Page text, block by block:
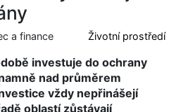
a finance Životní prostředí
investuje do ochrany
nad průměrem
vždy nepřinášejí
oblastí zůstávají